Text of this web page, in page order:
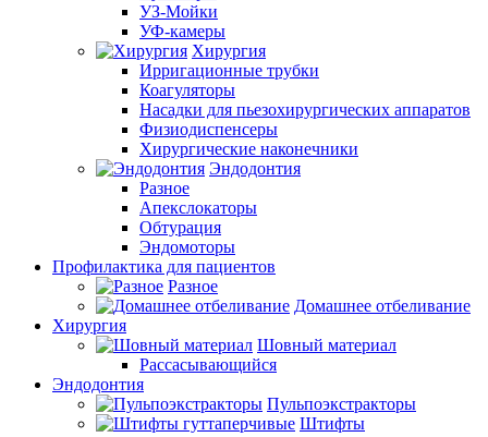
УЗ-Мойки
УФ-камеры
Хирургия
Ирригационные трубки
Коагуляторы
Насадки для пьезохирургических аппаратов
Физиодиспенсеры
Хирургические наконечники
Эндодонтия
Разное
Апекслокаторы
Обтурация
Эндомоторы
Профилактика для пациентов
Разное
Домашнее отбеливание
Хирургия
Шовный материал
Рассасывающийся
Эндодонтия
Пульпоэкстракторы
Штифты